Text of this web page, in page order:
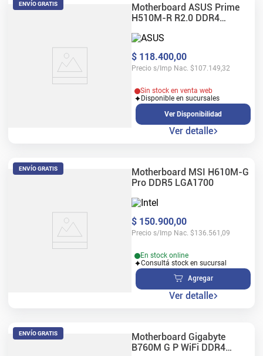
ENVÍO GRATIS
Motherboard ASUS Prime
H510M-R R2.0 DDR4
$ 118.400,00
Precio s/Imp Nac. $107.149,32
Sin stock en venta web
Disponible en sucursales
Ver Disponibilidad
Ver detalle
ENVÍO GRATIS
Motherboard MSI H610M-G
Pro DDR5 LGA1700
$ 150.900,00
Precio s/Imp Nac. $136.561,09
En stock online
Consultá stock en sucursal
Agregar
Ver detalle
ENVÍO GRATIS
Motherboard Gigabyte
B760M G P WiFi DDR4